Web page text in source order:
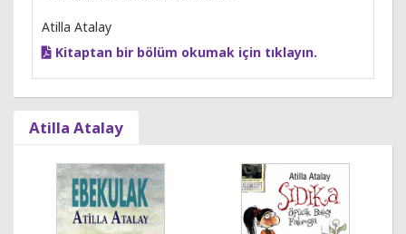
Atilla Atalay
Kitaptan bir bölüm okumak için tıklayın.
Atilla Atalay